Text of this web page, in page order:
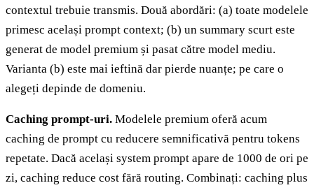
contextul trebuie transmis. Două abordări: (a) toate modelele
primesc același prompt context; (b) un summary scurt este
generat de model premium și pasat către model mediu.
Varianta (b) este mai ieftină dar pierde nuanțe; pe care o
alegeți depinde de domeniu.
Caching prompt-uri. Modelele premium oferă acum
caching de prompt cu reducere semnificativă pentru tokens
repetate. Dacă același system prompt apare de 1000 de ori pe
zi, caching reduce cost fără routing. Combinați: caching plus